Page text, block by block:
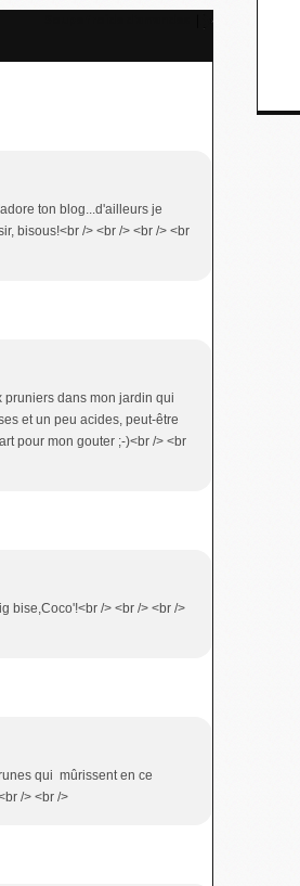
ton blog...d'ailleurs je
bisous!<br /> <br /> <br /> <br
pruniers dans mon jardin qui
et un peu acides, peut-être
pour mon gouter ;-)<br /> <br
bise,Coco'!<br /> <br /> <br />
qui mûrissent en ce
/> <br />